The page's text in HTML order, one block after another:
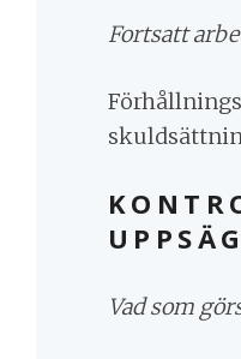
Fortsatt
Vad som